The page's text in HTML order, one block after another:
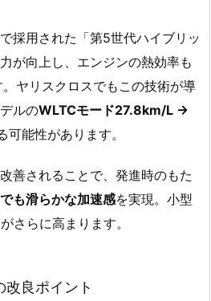
採用された「第5世代ハイブリッ
が向上し、エンジンの熱効率も
ヤリスクロスでもこの技術が導
ルのWLTCモード27.8km/L →
可能性があります。
善されることで、発進時のもた
も滑らかな加速感を実現。小型
さらに高まります。
改良ポイント